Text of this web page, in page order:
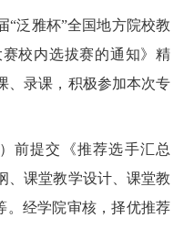
“泛雅杯”全国地方院校教
校内选拔赛的通知》精
、录课，积极参加本次专
前提交《推荐选手汇总
、课堂教学设计、课堂教
。经学院审核，择优推荐